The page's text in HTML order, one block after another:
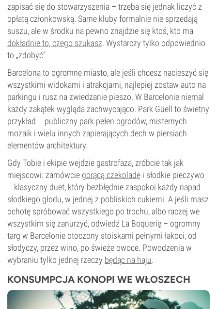
zapisać się do stowarzyszenia – trzeba się jednak liczyć z
opłatą członkowską. Same kluby formalnie nie sprzedają
suszu, ale w środku na pewno znajdzie się ktoś, kto ma
dokładnie to, czego szukasz. Wystarczy tylko odpowiednio
to „zdobyć”.
Barcelona to ogromne miasto, ale jeśli chcesz nacieszyć się
wszystkimi widokami i atrakcjami, najlepiej zostaw auto na
parkingu i rusz na zwiedzanie pieszo. W Barcelonie niemal
każdy zakątek wygląda zachwycająco. Park Güell to świetny
przykład – publiczny park pełen ogrodów, misternych
mozaik i wielu innych zapierających dech w piersiach
elementów architektury.
Gdy Tobie i ekipie wejdzie gastrofaza, zróbcie tak jak
miejscowi: zamówcie gorącą czekoladę i słodkie pieczywo
– klasyczny duet, który bezbłędnie zaspokoi każdy napad
słodkiego głodu, w jednej z pobliskich cukierni. A jeśli masz
ochotę spróbować wszystkiego po trochu, albo raczej we
wszystkim się zanurzyć, odwiedź La Boquerię – ogromny
targ w Barcelonie otoczony stoiskami pełnymi łakoci, od
słodyczy, przez wino, po świeże owoce. Powodzenia w
wybraniu tylko jednej rzeczy będąc na haju.
KONSUMPCJA KONOPI WE WŁOSZECH